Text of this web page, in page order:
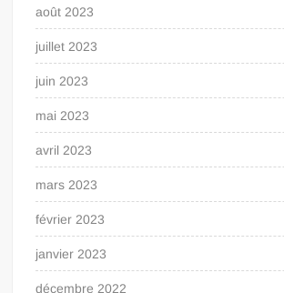
août 2023
juillet 2023
juin 2023
mai 2023
avril 2023
mars 2023
février 2023
janvier 2023
décembre 2022